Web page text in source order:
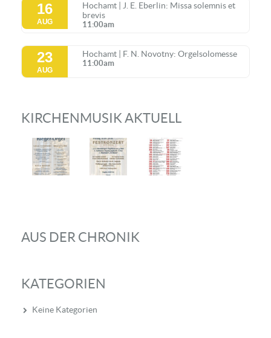
16
AUG
Hochamt | J. E. Eberlin: Missa solemnis et
brevis
11:00am
23
AUG
Hochamt | F. N. Novotny: Orgelsolomesse
11:00am
KIRCHENMUSIK AKTUELL
AUS DER CHRONIK
KATEGORIEN
Keine Kategorien